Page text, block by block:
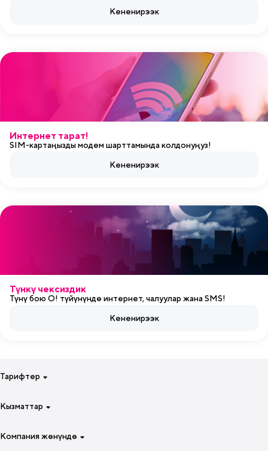
Кененирээк
Интернет тарат!
SIM-картаңызды модем шарттамында колдонуңуз!
Кененирээк
Түнкү чексиздик
Түнү бою O! түйүнүндө интернет, чалуулар жана SMS!
Кененирээк
Тарифтер
Смартфонуң үчүн 4 жумага
Чалуулар жана интернет үчүн
Кызматтар
Компания жөнүндө